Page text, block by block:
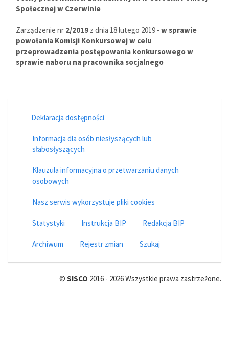
Społecznej w Czerwinie
Zarządzenie nr 2/2019 z dnia 18 lutego 2019 - w sprawie
powołania Komisji Konkursowej w celu
przeprowadzenia postępowania konkursowego w
sprawie naboru na pracownika socjalnego
Deklaracja dostępności
Informacja dla osób niesłyszących lub
słabosłyszących
Klauzula informacyjna o przetwarzaniu danych
osobowych
Nasz serwis wykorzystuje pliki cookies
Statystyki Instrukcja BIP Redakcja BIP
Archiwum Rejestr zmian Szukaj
© SISCO 2016 - 2026 Wszystkie prawa zastrzeżone.